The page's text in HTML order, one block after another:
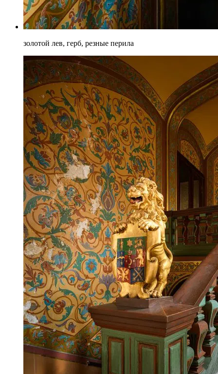
золотой лев, герб, резные перила